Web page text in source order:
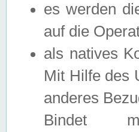
es werden
auf die
als natives
Mit Hilfe des
anderes
Bindet